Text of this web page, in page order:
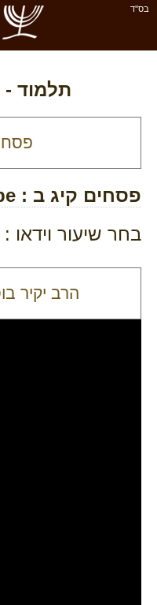
בס''ד
תלמוד -
פסחים קיג ב : Youtube
בחר שיעור וידאו :